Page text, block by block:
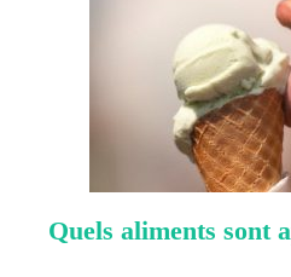
Quels aliments sont